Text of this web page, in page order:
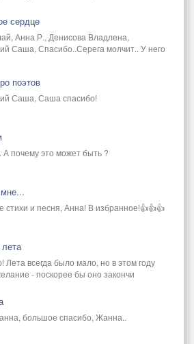
сердце
Анна Р., Денисова Владлена,
Саша, Спасибо..Серега молчит.. У него
поэтов
Саша, Саша спасибо!
А почему это может быть ?
стихи и песня, Анна! В избранное!👍👍👍
Лета всегда было мало, но в этом году
- поскорее бы оно закончи
большое спасибо, Жанна..